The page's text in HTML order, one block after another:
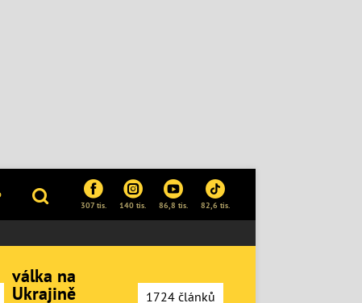
307 tis. 140 tis. 86,8 tis. 82,6 tis.
válka na
Ukrajině 1724 článků